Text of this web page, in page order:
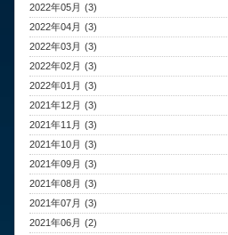
2022年05月 (3)
2022年04月 (3)
2022年03月 (3)
2022年02月 (3)
2022年01月 (3)
2021年12月 (3)
2021年11月 (3)
2021年10月 (3)
2021年09月 (3)
2021年08月 (3)
2021年07月 (3)
2021年06月 (2)